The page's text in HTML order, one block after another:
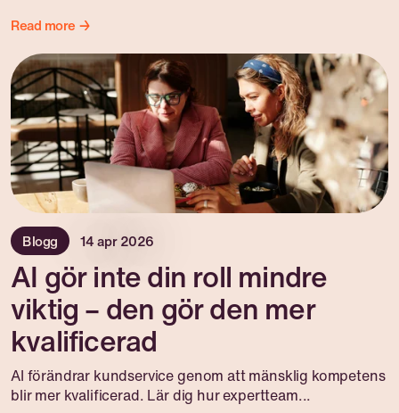
Read more →
Blogg 14 apr 2026
AI gör inte din roll mindre
viktig – den gör den mer
kvalificerad
AI förändrar kundservice genom att mänsklig kompetens
blir mer kvalificerad. Lär dig hur expertteam...